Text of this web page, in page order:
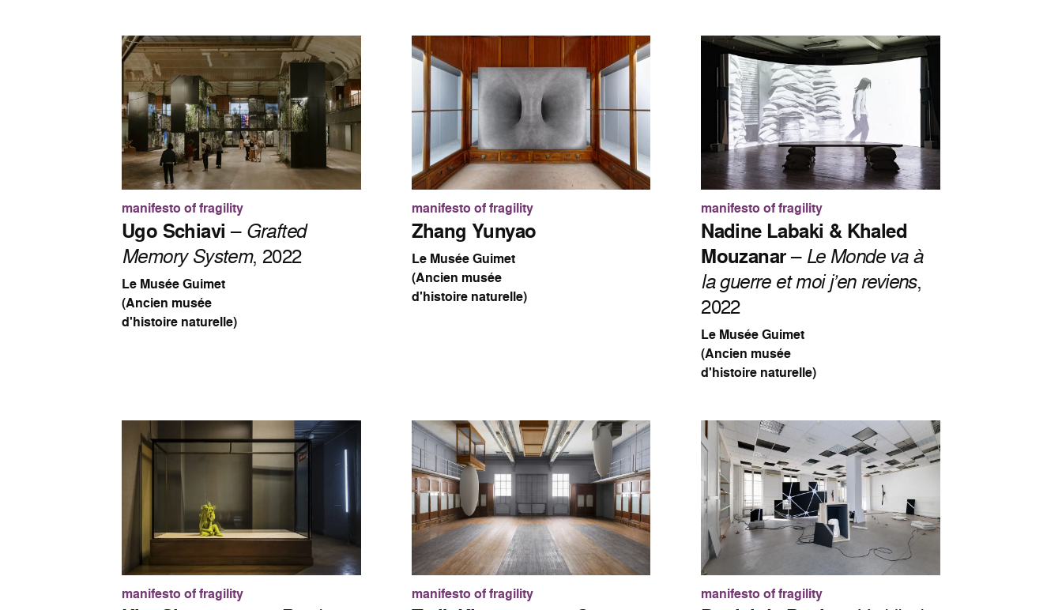
manifesto of fragility
Ugo Schiavi – Grafted
Memory System, 2022
Le Musée Guimet
(Ancien musée
d'histoire naturelle)
manifesto of fragility
Zhang Yunyao
Le Musée Guimet
(Ancien musée
d'histoire naturelle)
manifesto of fragility
Nadine Labaki & Khaled
Mouzanar– Le Monde va à
la guerre et moi j’en reviens,
2022
Le Musée Guimet
(Ancien musée
d'histoire naturelle)
manifesto of fragility manifesto of fragility manifesto of fragility